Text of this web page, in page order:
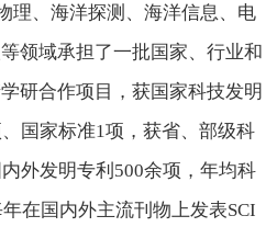
理、海洋探测、海洋信息、电
领域承担了一批国家、行业和
研合作项目，获国家科技发明
国家标准1项，获省、部级科
外发明专利 500余项，年均科
在国内外主流刊物上发表SCI